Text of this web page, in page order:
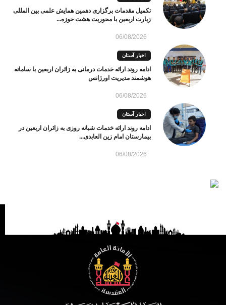
تکمیل مقدمات برگزاری دهمین همایش علمی بین المللی
زیارت اربعین با محوریت هشت حوزه...
06/08/2026
اخبار آستان
ادامه روند ارائه خدمات درمانی به زائران اربعین با سامانه
هوشمند مدیریت اورژانس
06/08/2026
اخبار آستان
ادامه روند ارائه خدمات شبانه روزی به زائران اربعین در
بیمارستان امام زین العابدی...
06/08/2026